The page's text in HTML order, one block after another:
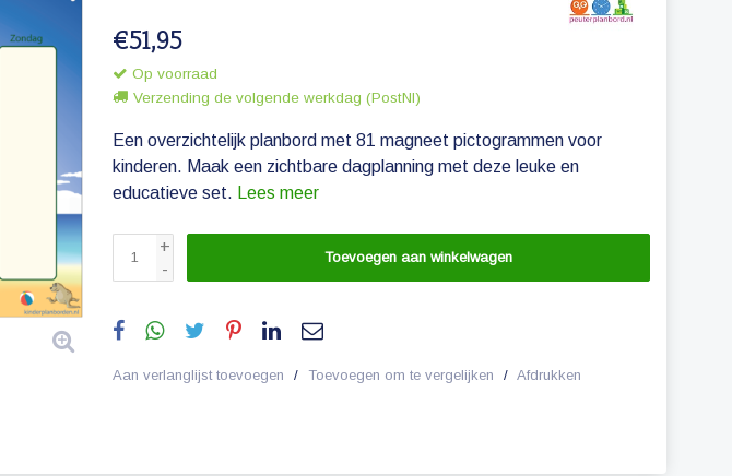
€51,95
Op voorraad
Verzending de volgende werkdag (PostNl)
Een overzichtelijk planbord met 81 magneet pictogrammen voor
kinderen. Maak een zichtbare dagplanning met deze leuke en
educatieve set. Lees meer
+
-
Toevoegen aan winkelwagen
Aan verlanglijst toevoegen / Toevoegen om te vergelijken / Afdrukken